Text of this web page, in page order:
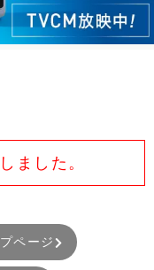
マイル
ました。
ページ